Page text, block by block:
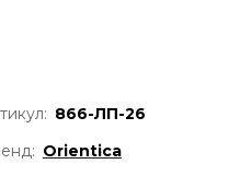
866-ЛП-26
Orientica